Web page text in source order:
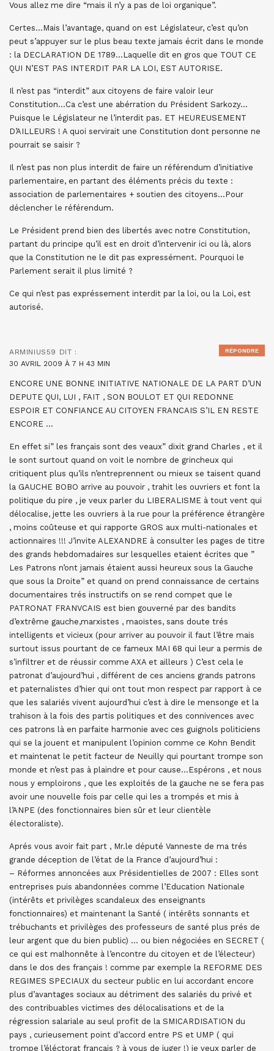
Vous allez me dire “mais il n’y a pas de loi organique”.
Certes…Mais l’avantage, quand on est Législateur, c’est qu’on
peut s’appuyer sur le plus beau texte jamais écrit dans le monde
: la DECLARATION DE 1789…Laquelle dit en gros que TOUT CE
QUI N’EST PAS INTERDIT PAR LA LOI, EST AUTORISE.
Il n’est pas “interdit” aux citoyens de faire valoir leur
Constitution…Ca c’est une abérration du Président Sarkozy…
Puisque le Législateur ne l’interdit pas. ET HEUREUSEMENT
D’AILLEURS ! A quoi servirait une Constitution dont personne ne
pourrait se saisir ?
Il n’est pas non plus interdit de faire un référendum d’initiative
parlementaire, en partant des éléments précis du texte :
association de parlementaires + soutien des citoyens…Pour
déclencher le référendum.
Le Président prend bien des libertés avec notre Constitution,
partant du principe qu’il est en droit d’intervenir ici ou là, alors
que la Constitution ne le dit pas expressément. Pourquoi le
Parlement serait il plus limité ?
Ce qui n’est pas expréssement interdit par la loi, ou la Loi, est
autorisé.
ARMINIUS59 DIT :
30 AVRIL 2009 À 7 H 43 MIN
ENCORE UNE BONNE INITIATIVE NATIONALE DE LA PART D’UN
DEPUTE QUI, LUI , FAIT , SON BOULOT ET QUI REDONNE
ESPOIR ET CONFIANCE AU CITOYEN FRANCAIS S’IL EN RESTE
ENCORE …
En effet si” les français sont des veaux” dixit grand Charles , et il
le sont surtout quand on voit le nombre de grincheux qui
critiquent plus qu’ils n’entreprennent ou mieux se taisent quand
la GAUCHE BOBO arrive au pouvoir , trahit les ouvriers et font la
politique du pire , je veux parler du LIBERALISME à tout vent qui
délocalise, jette les ouvriers à la rue pour la préférence étrangère
, moins coûteuse et qui rapporte GROS aux multi-nationales et
actionnaires !!! J’invite ALEXANDRE à consulter les pages de titre
des grands hebdomadaires sur lesquelles etaient écrites que ”
Les Patrons n’ont jamais étaient aussi heureux sous la Gauche
que sous la Droite” et quand on prend connaissance de certains
documentaires trés instructifs on se rend compet que le
PATRONAT FRANVCAIS est bien gouverné par des bandits
d’extrême gauche,marxistes , maoïstes, sans doute trés
intelligents et vicieux (pour arriver au pouvoir il faut l’être mais
surtout issus pourtant de ce fameux MAI 68 qui leur a permis de
s’infiltrer et de réussir comme AXA et ailleurs ) C’est cela le
patronat d’aujourd’hui , différent de ces anciens grands patrons
et paternalistes d’hier qui ont tout mon respect par rapport à ce
que les salariés vivent aujourd’hui c’est à dire le mensonge et la
trahison à la fois des partis politiques et des connivences avec
ces patrons là en parfaite harmonie avec ces guignols politiciens
qui se la jouent et manipulent l’opinion comme ce Kohn Bendit
et maintenat le petit facteur de Neuilly qui pourtant trompe son
monde et n’est pas à plaindre et pour cause…Espérons , et nous
nous y emploirons , que les exploités de la gauche ne se fera pas
avoir une nouvelle fois par celle qui les a trompés et mis à
l’ANPE (des fonctionnaires bien sûr et leur clientèle
électoraliste).
Aprés vous avoir fait part , Mr.le député Vanneste de ma trés
grande déception de l’état de la France d’aujourd’hui :
– Réformes annoncées aux Présidentielles de 2007 : Elles sont
entreprises puis abandonnées comme l’Education Nationale
(intérêts et privilèges scandaleux des enseignants
fonctionnaires) et maintenant la Santé ( intérêts sonnants et
trébuchants et privilèges des professeurs de santé plus prés de
leur argent que du bien public) … ou bien négociées en SECRET (
ce qui est malhonnête à l’encontre du citoyen et de l’électeur)
dans le dos des français ! comme par exemple la REFORME DES
REGIMES SPECIAUX du secteur public en lui accordant encore
plus d’avantages sociaux au détriment des salariés du privé et
des contribuables victimes des délocalisations et de la
régression salariale au seul profit de la SMICARDISATION du
pays , curieusement point d’accord entre PS et UMP ( qui
trompe l’éléctorat français ? à vous de juger !) je veux parler de
RÉPONDRE